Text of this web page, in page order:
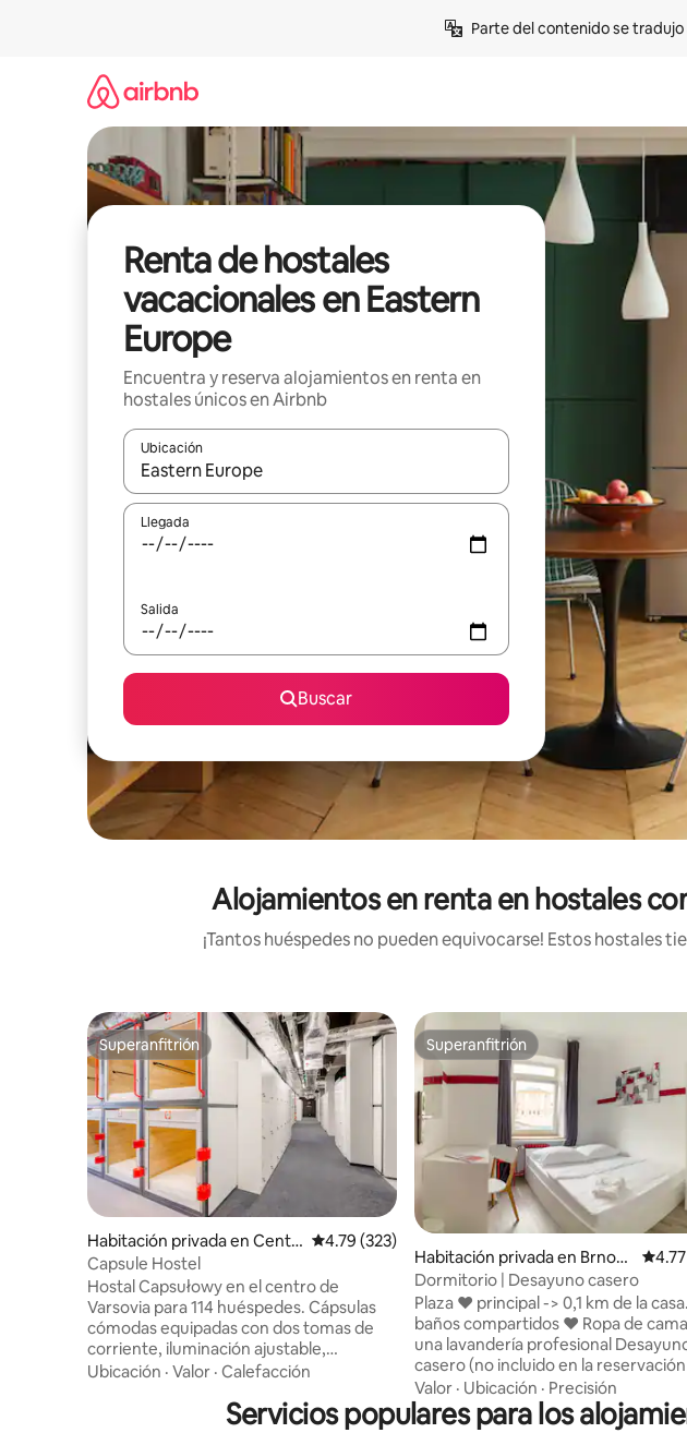
Parte del contenido se
Renta de hostales
vacacionales en Eastern
Europe
Encuentra y reserva alojamientos en renta en
hostales únicos en Airbnb
Ubicación
Cuando los resultados estén disponibles, podrás navegar usando las teclas
Llegada
Salida
Buscar
Alojamientos en renta en hostales
¡Tantos huéspedes no pueden equivocarse! Estos hostales
Superanfitrión
Superanfitrión
Habitación privada en Centr
o de la ciudad
Calificación promedio: 4.79 de 5; 323 evaluaciones
4.79 (323)
Capsule Hostel
Hostal Capsułowy en el centro de
Varsovia para 114 huéspedes. Cápsulas
cómodas equipadas con dos tomas de
corriente, iluminación ajustable,
ventilación y un colchón muy cómodo,
te da seguridad mientras duermes. Hay
37 lavabos, 17 duchas, 16 inodoros y 5
Ubicación · Valor · Calefacción
Superanfitrión
Superanfitrión
Habitación privada en Brno-s
třed
Dormitorio | Desayuno casero
Plaza ❤ principal -> 0,1 km de la
baños compartidos ❤ Ropa de
una lavandería profesional
casero (no incluido en la
habitación). ❤ Supermercados (Billa, Lidl)
-> 0,2 km de la casa. ¡❤ Guarde su
equipaje antes del check-in o
Valor · Ubicación · Precisión
Servicios populares para los